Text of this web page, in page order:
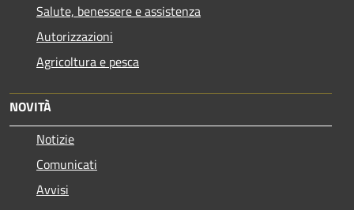
Salute, benessere e assistenza
Autorizzazioni
Agricoltura e pesca
NOVITÀ
Notizie
Comunicati
Avvisi